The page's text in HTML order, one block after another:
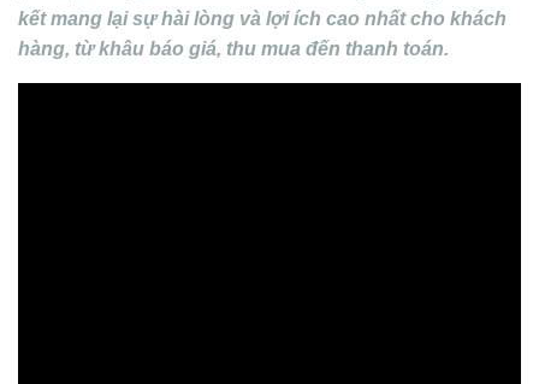
kết mang lại sự hài lòng và lợi ích cao nhất cho khách
hàng, từ khâu báo giá, thu mua đến thanh toán.